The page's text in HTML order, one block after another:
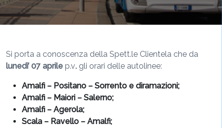
Si porta a conoscenza della Spett.le Clientela che da
lunedì’ 07 aprile p.v. gli orari delle autolinee:
Amalfi – Positano – Sorrento e diramazioni;
Amalfi – Maiori – Salerno;
Amalfi – Agerola;
Scala – Ravello – Amalfi;